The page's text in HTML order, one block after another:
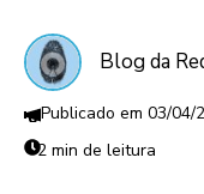
Blog da
03/04/
2 min de leitura